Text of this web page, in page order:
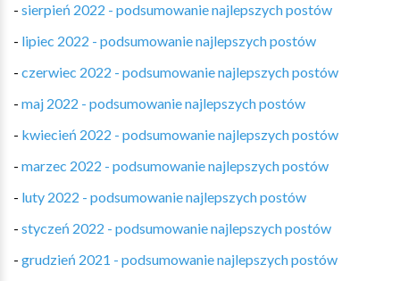
- sierpień 2022 - podsumowanie najlepszych postów
- lipiec 2022 - podsumowanie najlepszych postów
- czerwiec 2022 - podsumowanie najlepszych postów
- maj 2022 - podsumowanie najlepszych postów
- kwiecień 2022 - podsumowanie najlepszych postów
- marzec 2022 - podsumowanie najlepszych postów
- luty 2022 - podsumowanie najlepszych postów
- styczeń 2022 - podsumowanie najlepszych postów
- grudzień 2021 - podsumowanie najlepszych postów